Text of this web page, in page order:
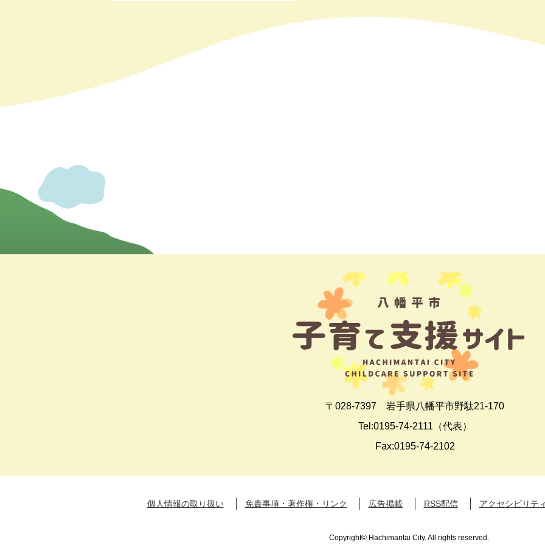
〒028-7397 岩手県八幡平市野駄21-170
Tel:0195-74-2111（代表）
Fax:0195-74-2102
個人情報の取り扱い 免責事項・著作権・リンク 広告掲載 RSS配信 アクセシビリティ
Copyright© Hachimantai City. All rights reserved.